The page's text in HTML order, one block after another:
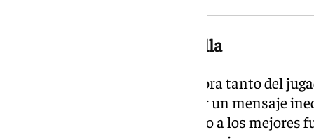
Adidas apuesta por su estrella
La marca alemana, patrocinadora tanto del
española, ha querido transmitir un mensaje
merece el tratamiento reservado a los